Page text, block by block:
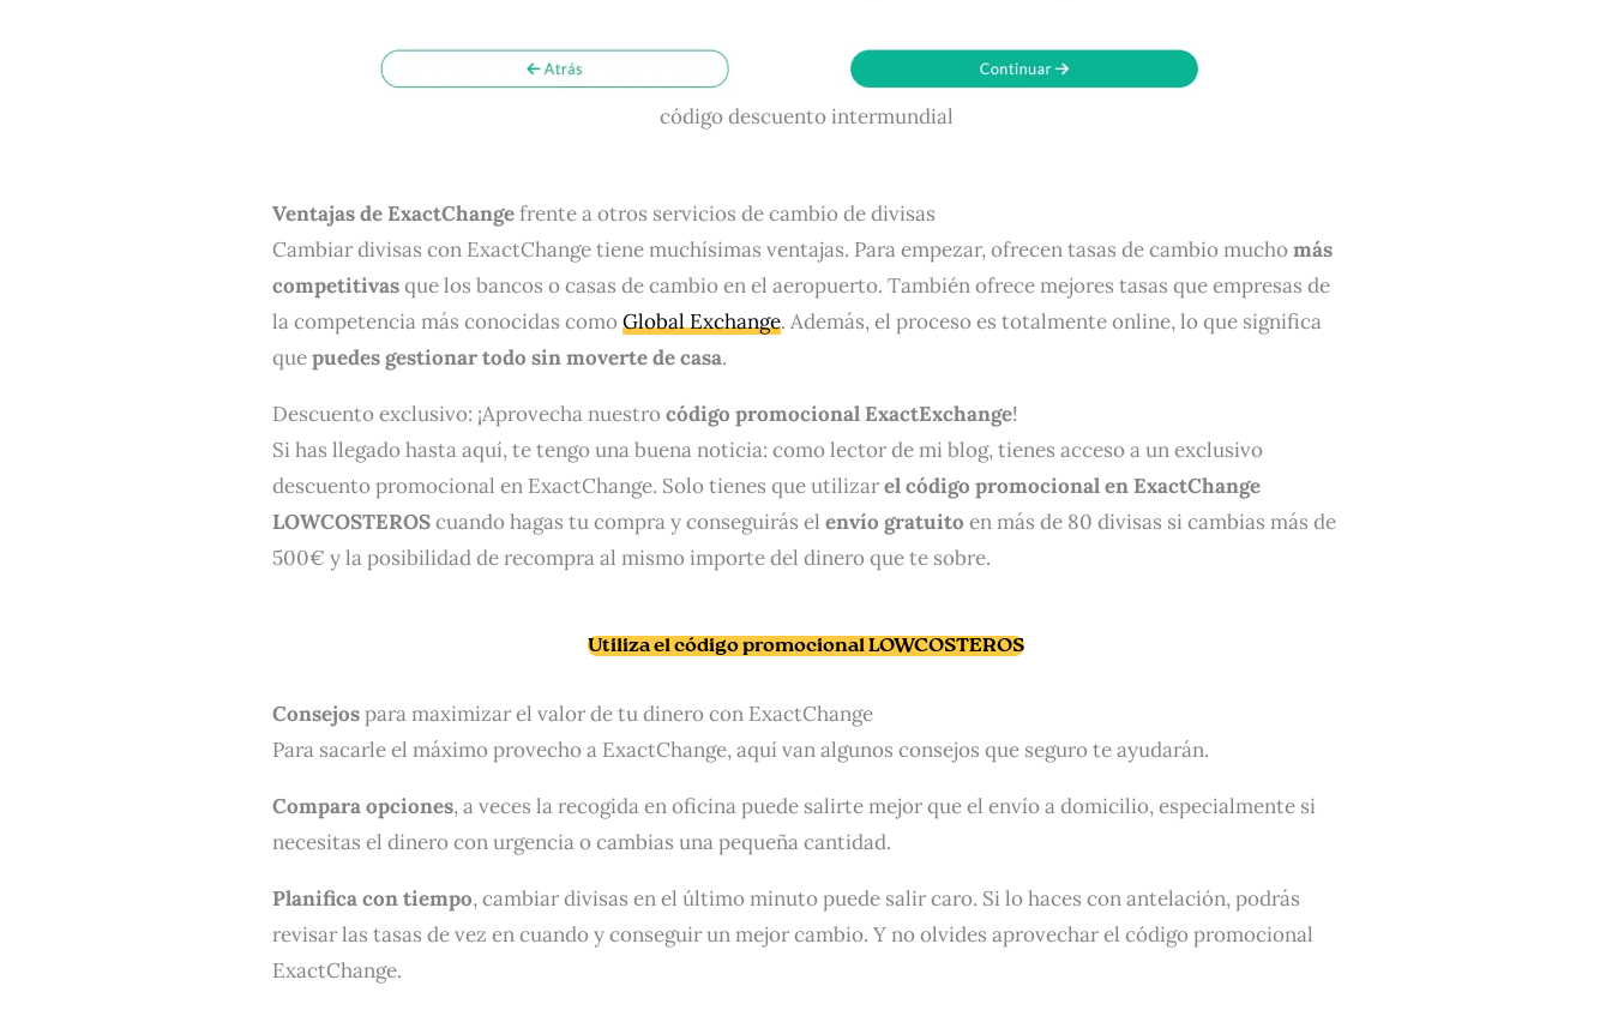
código descuento intermundial
Ventajas de ExactChangefrente a otros servicios de cambio de divisas
Cambiar divisas con ExactChange tiene muchísimas ventajas. Para empezar, ofrecen tasas de cambio muchomás
competitivasque los bancos o casas de cambio en el aeropuerto. También ofrece mejores tasas que empresas de
la competencia más conocidas comoGlobal Exchange. Además, el proceso es totalmente online, lo que significa
quepuedes gestionar todo sin moverte de casa.
Descuento exclusivo: ¡Aprovecha nuestrocódigo promocional ExactExchange!
Si has llegado hasta aquí, te tengo una buena noticia: como lector de mi blog, tienes acceso a un exclusivo
descuento promocional en ExactChange. Solo tienes que utilizarel código promocional en ExactChange
LOWCOSTEROScuando hagas tu compra y conseguirás el envío gratuito en más de 80 divisas si cambias más de
500€ y la posibilidad de recompra al mismo importe del dinero que te sobre.
Utiliza el código promocional LOWCOSTEROS
Consejospara maximizar el valor de tu dinero con ExactChange
Para sacarle el máximo provecho a ExactChange, aquí van algunos consejos que seguro te ayudarán.
Compara opciones, a veces la recogida en oficina puede salirte mejor que el envío a domicilio, especialmente si
necesitas el dinero con urgencia o cambias una pequeña cantidad.
Planifica con tiempo, cambiar divisas en el último minuto puede salir caro. Si lo haces con antelación, podrás
revisar las tasas de vez en cuando y conseguir un mejor cambio. Y no olvides aprovechar el código promocional
ExactChange.